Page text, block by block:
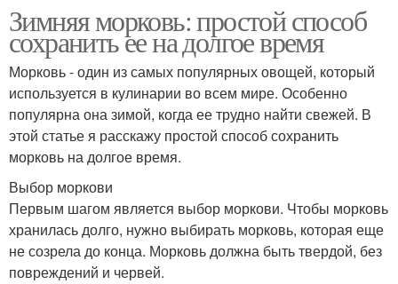
Зимняя морковь: простой способ
сохранить ее на долгое время
Морковь - один из самых популярных овощей, который
используется в кулинарии во всем мире. Особенно
популярна она зимой, когда ее трудно найти свежей. В
этой статье я расскажу простой способ сохранить
морковь на долгое время.
Выбор моркови
Первым шагом является выбор моркови. Чтобы морковь
хранилась долго, нужно выбирать морковь, которая еще
не созрела до конца. Морковь должна быть твердой, без
повреждений и червей.